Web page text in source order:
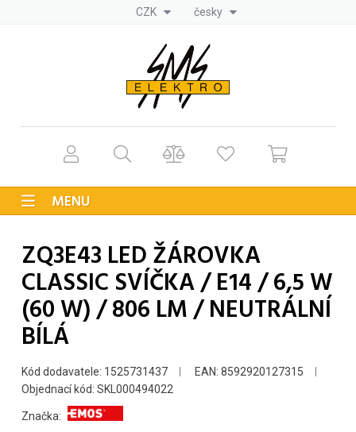
CZK česky
MENU
ZQ3E43 LED ŽÁROVKA
CLASSIC SVÍČKA / E14 / 6,5 W
(60 W) / 806 LM / NEUTRÁLNÍ
BÍLÁ
Kód dodavatele: 1525731437
EAN: 8592920127315
Objednací kód: SKL000494022
Značka: